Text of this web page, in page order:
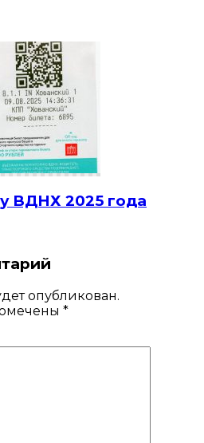
ВДНХ 2025 года
опубликован.
*